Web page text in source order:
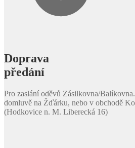
Doprava
předání
Pro zaslání oděvů Zásilkovna/
domluvě na Žďárku, nebo v obchodě
(Hodkovice n. M. Liberecká 16)